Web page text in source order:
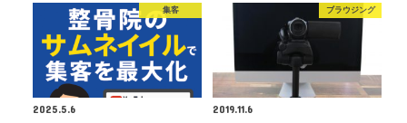
集客
2025.5.6
ブラウジング
2019.11.6